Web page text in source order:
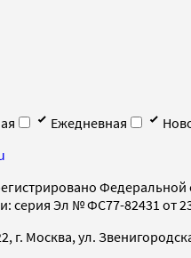
Ежедневная
серия Эл № ФС77-82431 от
г. Москва, ул.